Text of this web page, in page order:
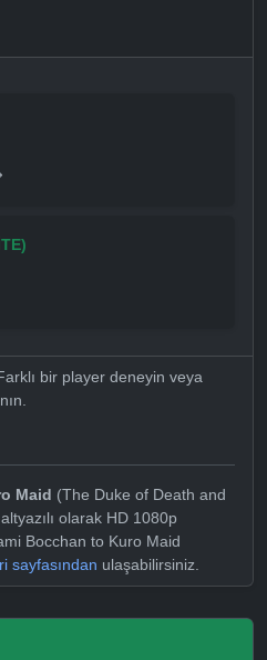
bir player deneyin veya
Maid (The Duke of Death and
olarak HD 1080p
Bocchan to Kuro Maid
sayfasından ulaşabilirsiniz.